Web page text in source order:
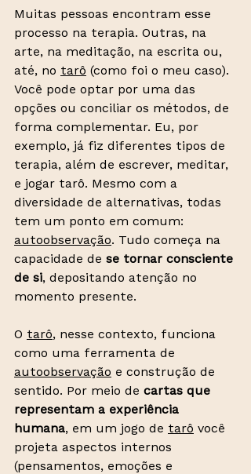
Muitas pessoas encontram esse
processo na terapia. Outras, na
arte, na meditação, na escrita ou,
até, no tarô (como foi o meu caso).
Você pode optar por uma das
opções ou conciliar os métodos, de
forma complementar. Eu, por
exemplo, já fiz diferentes tipos de
terapia, além de escrever, meditar,
e jogar tarô. Mesmo com a
diversidade de alternativas, todas
tem um ponto em comum:
autoobservação. Tudo começa na
capacidade de se tornar consciente
de si, depositando atenção no
momento presente.
O tarô, nesse contexto, funciona
como uma ferramenta de
autoobservação e construção de
sentido. Por meio de cartas que
representam a experiência
humana, em um jogo de tarô você
projeta aspectos internos
(pensamentos, emoções e